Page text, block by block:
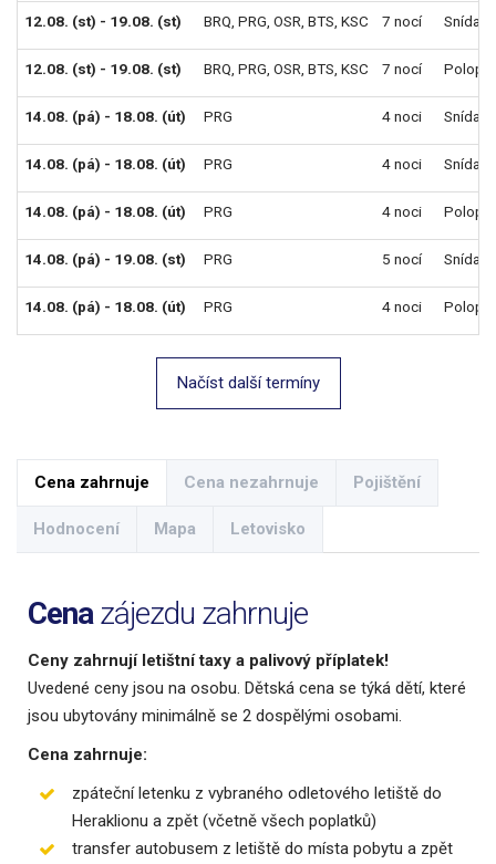
12.08. (st) - 19.08. (st) BRQ PRG OSR BTS KSC 7 nocí Snídaně
12.08. (st) - 19.08. (st) BRQ PRG OSR BTS KSC 7 nocí
14.08. (pá) - 18.08. (út) PRG 4 noci Snídaně
14.08. (pá) - 18.08. (út) PRG 4 noci Snídaně
14.08. (pá) - 18.08. (út) PRG 4 noci
14.08. (pá) - 19.08. (st) PRG 5 nocí Snídaně
14.08. (pá) - 18.08. (út) PRG 4 noci
Načíst další termíny
Cena zahrnuje Cena nezahrnuje Pojištění
Hodnocení Mapa Letovisko
Cenazájezdu zahrnuje
Ceny zahrnují letištní taxy a palivový příplatek!
Uvedené ceny jsou na osobu. Dětská cena se týká dětí, které
jsou ubytovány minimálně se 2 dospělými osobami.
Cena zahrnuje:
zpáteční letenku z vybraného odletového letiště do
Heraklionu a zpět (včetně všech poplatků)
transfer autobusem z letiště do místa pobytu a zpět